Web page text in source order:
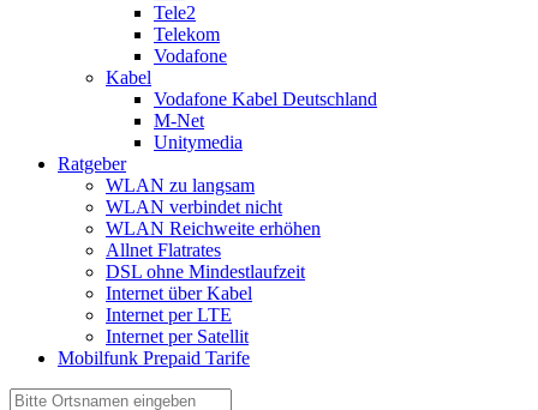
Tele2
Telekom
Vodafone
Kabel
Vodafone Kabel Deutschland
M-Net
Unitymedia
Ratgeber
WLAN zu langsam
WLAN verbindet nicht
WLAN Reichweite erhöhen
Allnet Flatrates
DSL ohne Mindestlaufzeit
Internet über Kabel
Internet per LTE
Internet per Satellit
Mobilfunk Prepaid Tarife